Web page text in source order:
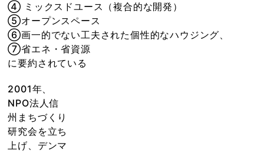
④ ミックスドユース（複合的な開発）
⑤オープンスペース
⑥画一的でない工夫された個性的なハウジング、
⑦省エネ・省資源
に要約されている
2001年、
NPO法人信
州まちづくり
研究会を立ち
上げ、デンマ